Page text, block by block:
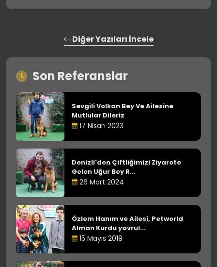
Diğer Yazıları İncele
Son Referanslar
Sevgili Volkan Bey Ve Ailesine
Mutlular Dileriz
17 Nisan 2023
Denizli'den Çiftliğimizi Ziyarete
Gelen Uğur Bey R...
26 Mart 2024
Özlem Hanım ve Ailesi, Petworld
Alman Kurdu yavrul...
15 Mayıs 2019